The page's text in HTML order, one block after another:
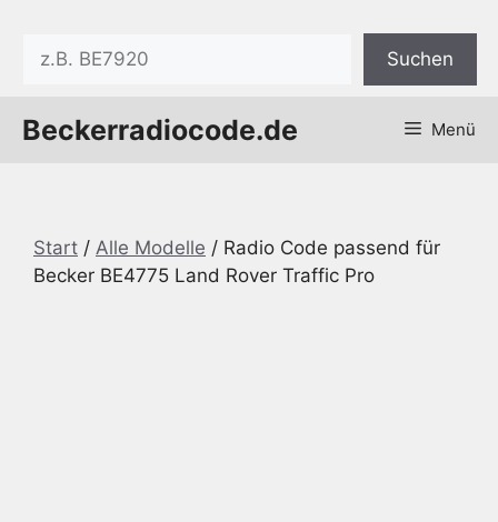
springen
Suchen
Beckerradiocode.de Menü
Start / Alle Modelle / Radio Code passend für
Becker BE4775 Land Rover Traffic Pro